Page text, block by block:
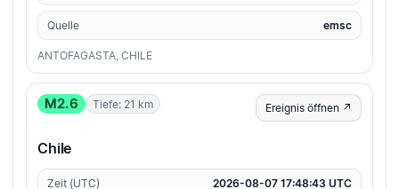
Quelle emsc
ANTOFAGASTA, CHILE
M2.6 Tiefe: 21 km Ereignis öffnen ↗
Chile
Zeit (UTC) 2026-08-07 17:48:43 UTC